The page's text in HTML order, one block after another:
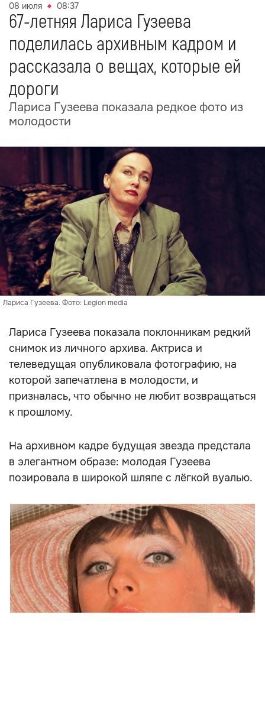
08 июля 08:37
67-летняя Лариса Гузеева
поделилась архивным кадром и
рассказала о вещах, которые ей
дороги
Лариса Гузеева показала редкое фото из
молодости
Лариса Гузеева. Фото: Legion media
Лариса Гузеева показала поклонникам редкий
снимок из личного архива. Актриса и
телеведущая опубликовала фотографию, на
которой запечатлена в молодости, и
призналась, что обычно не любит возвращаться
к прошлому.
На архивном кадре будущая звезда предстала
в элегантном образе: молодая Гузеева
позировала в широкой шляпе с лёгкой вуалью.